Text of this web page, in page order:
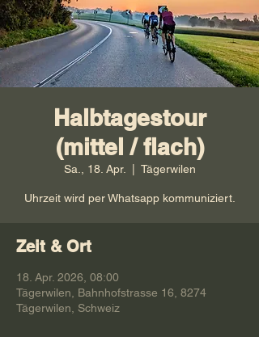
Halbtagestour
(mittel / flach)
Sa., 18. Apr. Tägerwilen
Uhrzeit wird per Whatsapp kommuniziert.
Zeit & Ort
18. Apr. 2026, 08:00
Tägerwilen, Bahnhofstrasse 16, 8274
Tägerwilen, Schweiz